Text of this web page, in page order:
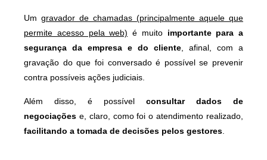
Um gravador de chamadas (principalmente aquele que
permite acesso pela web) é muito importante para a
segurança da empresa e do cliente, afinal, com a
gravação do que foi conversado é possível se prevenir
contra possíveis ações judiciais.
Além disso, é possível consultar dados de
negociações e, claro, como foi o atendimento realizado,
facilitando a tomada de decisões pelos gestores